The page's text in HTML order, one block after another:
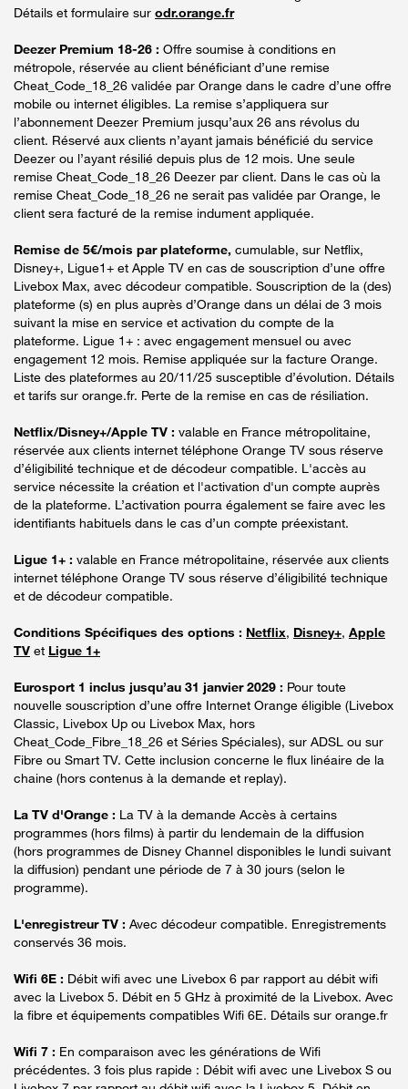
Détails et formulaire sur odr.orange.fr
Deezer Premium 18-26 : Offre soumise à conditions en
métropole, réservée au client bénéficiant d’une remise
Cheat_Code_18_26 validée par Orange dans le cadre d’une offre
mobile ou internet éligibles. La remise s’appliquera sur
l’abonnement Deezer Premium jusqu’aux 26 ans révolus du
client. Réservé aux clients n’ayant jamais bénéficié du service
Deezer ou l’ayant résilié depuis plus de 12 mois. Une seule
remise Cheat_Code_18_26 Deezer par client. Dans le cas où la
remise Cheat_Code_18_26 ne serait pas validée par Orange, le
client sera facturé de la remise indument appliquée.
Remise de 5€/mois par plateforme, cumulable, sur Netflix,
Disney+, Ligue1+ et Apple TV en cas de souscription d’une offre
Livebox Max, avec décodeur compatible. Souscription de la (des)
plateforme (s) en plus auprès d’Orange dans un délai de 3 mois
suivant la mise en service et activation du compte de la
plateforme. Ligue 1+ : avec engagement mensuel ou avec
engagement 12 mois. Remise appliquée sur la facture Orange.
Liste des plateformes au 20/11/25 susceptible d’évolution. Détails
et tarifs sur orange.fr. Perte de la remise en cas de résiliation.
Netflix/Disney+/Apple TV : valable en France métropolitaine,
réservée aux clients internet téléphone Orange TV sous réserve
d’éligibilité technique et de décodeur compatible. L'accès au
service nécessite la création et l'activation d'un compte auprès
de la plateforme. L’activation pourra également se faire avec les
identifiants habituels dans le cas d’un compte préexistant.
Ligue 1+ : valable en France métropolitaine, réservée aux clients
internet téléphone Orange TV sous réserve d’éligibilité technique
et de décodeur compatible.
Conditions Spécifiques des options : Netflix, Disney+, Apple
TV et Ligue 1+
Eurosport 1 inclus jusqu’au 31 janvier 2029 : Pour toute
nouvelle souscription d’une offre Internet Orange éligible (Livebox
Classic, Livebox Up ou Livebox Max, hors
Cheat_Code_Fibre_18_26 et Séries Spéciales), sur ADSL ou sur
Fibre ou Smart TV. Cette inclusion concerne le flux linéaire de la
chaine (hors contenus à la demande et replay).
La TV d'Orange : La TV à la demande Accès à certains
programmes (hors films) à partir du lendemain de la diffusion
(hors programmes de Disney Channel disponibles le lundi suivant
la diffusion) pendant une période de 7 à 30 jours (selon le
programme).
L'enregistreur TV : Avec décodeur compatible. Enregistrements
conservés 36 mois.
Wifi 6E : Débit wifi avec une Livebox 6 par rapport au débit wifi
avec la Livebox 5. Débit en 5 GHz à proximité de la Livebox. Avec
la fibre et équipements compatibles Wifi 6E. Détails sur orange.fr
Wifi 7 : En comparaison avec les générations de Wifi
précédentes. 3 fois plus rapide : Débit wifi avec une Livebox S ou